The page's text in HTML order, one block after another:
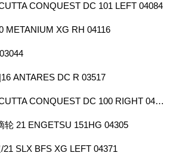
CONQUEST DC 101 LEFT 04084
METANIUM XG RH 04116
ANTARES DC R 03517
20款cqdc100/20 CALCUTTA CONQUEST DC 100 RIGHT 04083
轮 21 ENGETSU 151HG 04305
SLX BFS XG LEFT 04371